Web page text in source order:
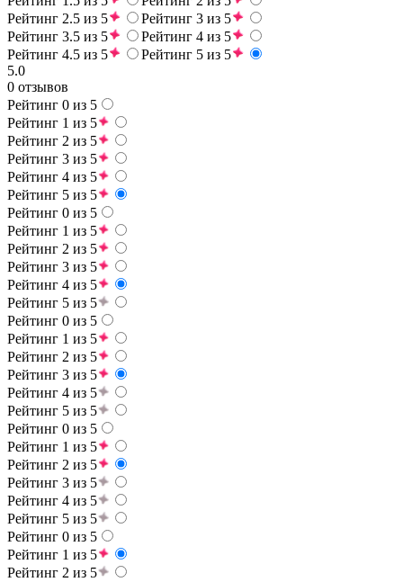
Рейтинг 2.5 из 5
Рейтинг 3 из 5
Рейтинг 3.5 из 5
Рейтинг 4 из 5
Рейтинг 4.5 из 5
Рейтинг 5 из 5
5.0
0 отзывов
Рейтинг 0 из 5
Рейтинг 1 из 5
Рейтинг 2 из 5
Рейтинг 3 из 5
Рейтинг 4 из 5
Рейтинг 5 из 5
Рейтинг 0 из 5
Рейтинг 1 из 5
Рейтинг 2 из 5
Рейтинг 3 из 5
Рейтинг 4 из 5
Рейтинг 5 из 5
Рейтинг 0 из 5
Рейтинг 1 из 5
Рейтинг 2 из 5
Рейтинг 3 из 5
Рейтинг 4 из 5
Рейтинг 5 из 5
Рейтинг 0 из 5
Рейтинг 1 из 5
Рейтинг 2 из 5
Рейтинг 3 из 5
Рейтинг 4 из 5
Рейтинг 5 из 5
Рейтинг 0 из 5
Рейтинг 1 из 5
Рейтинг 2 из 5